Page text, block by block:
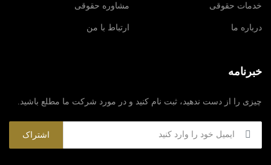
خدمات حقوقی مشاوره حقوقی
درباره ما ارتباط با من
خبرنامه
چیزی را از دست ندهید، ثبت نام کنید و در مورد شرکت ما مطلع باشید.